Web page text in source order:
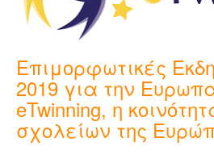
Επιμορφωτικές
2019 για την
eTwinning, η
σχολείων της